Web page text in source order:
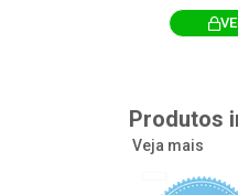
Produtos
Veja mais